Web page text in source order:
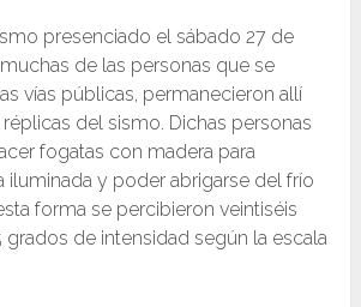
presenciado el sábado 27 de
de las personas que se
vías públicas, permanecieron allí
del sismo. Dichas personas
fogatas con madera para
iluminada y poder abrigarse del frío
forma se percibieron veintiséis
grados de intensidad según la escala